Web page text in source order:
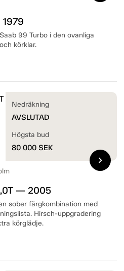
99 Turbo i den ovanliga
körklar.
— 2005
sober färgkombination med
Hirsch-uppgradering
körglädje.
Nedräkning
AVSLUTAD
Högsta bud
80 000 SEK
chevron_right